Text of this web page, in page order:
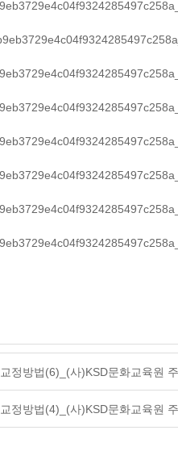
정방법(6)_(사)KSD문화교육원
정방법(4)_(사)KSD문화교육원